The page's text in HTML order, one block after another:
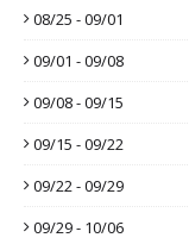
08/25 - 09/01
09/01 - 09/08
09/08 - 09/15
09/15 - 09/22
09/22 - 09/29
09/29 - 10/06